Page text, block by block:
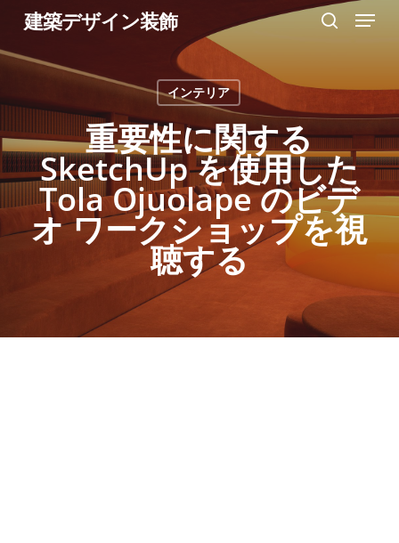
Skip
main
content
建築デザイン装飾 Menu
インテリア
重要性に関する
SketchUp を使用した
Tola Ojuolape のビデ
オ ワークショップを視
聴する
Menu